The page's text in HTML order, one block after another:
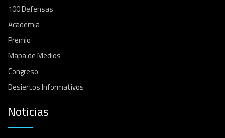
100 Defensas
Academia
Premio
Mapa de Medios
Congreso
Desiertos Informativos
Noticias